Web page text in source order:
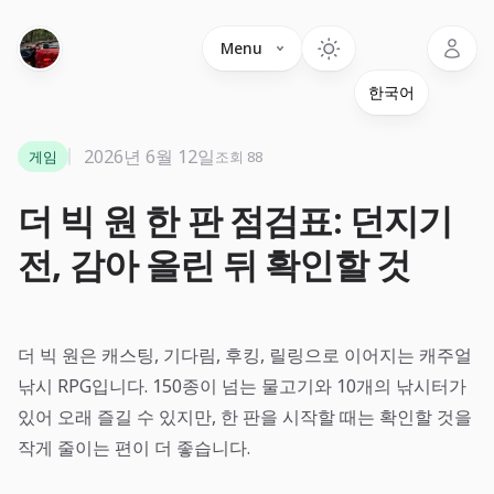
Menu
더 빅 원 한 판 점검표: 던지기
전, 감아 올린 뒤 확인할 것
게임 2026년 6월 12일조회 88
더 빅 원은 캐스팅, 기다림, 후킹, 릴링으로 이어지는 캐주얼
낚시 RPG입니다. 150종이 넘는 물고기와 10개의 낚시터가
있어 오래 즐길 수 있지만, 한 판을 시작할 때는 확인할 것을
작게 줄이는 편이 더 좋습니다.